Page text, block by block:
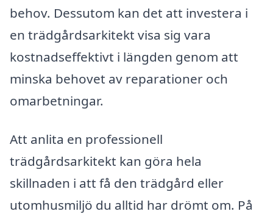
behov. Dessutom kan det att investera i
en trädgårdsarkitekt visa sig vara
kostnadseffektivt i längden genom att
minska behovet av reparationer och
omarbetningar.
Att anlita en professionell
trädgårdsarkitekt kan göra hela
skillnaden i att få den trädgård eller
utomhusmiljö du alltid har drömt om. På